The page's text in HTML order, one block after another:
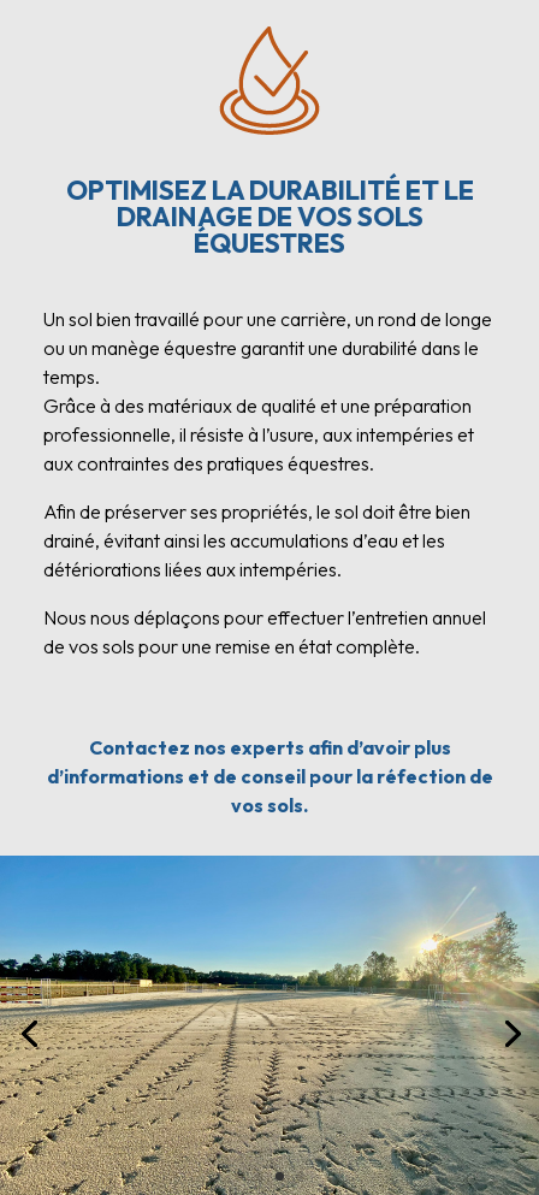
OPTIMISEZ LA DURABILITÉ ET LE
DRAINAGE DE VOS SOLS
ÉQUESTRES
Un sol bien travaillé pour une carrière, un rond de longe
ou un manège équestre garantit une durabilité dans le
temps.
Grâce à des matériaux de qualité et une préparation
professionnelle, il résiste à l’usure, aux intempéries et
aux contraintes des pratiques équestres.
Afin de préserver ses propriétés, le sol doit être bien
drainé, évitant ainsi les accumulations d’eau et les
détériorations liées aux intempéries.
Nous nous déplaçons pour effectuer l’entretien annuel
de vos sols pour une remise en état complète.
Contactez nos experts afin d’avoir plus
d’informations et de conseil pour la réfection de
vos sols.